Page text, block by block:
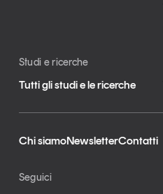
Studi e ricerche
Tutti gli studi e le ricerche
Chi siamoNewsletterContatti
Seguici